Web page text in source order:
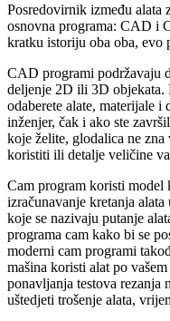
Posredovirnik između alata
osnovna programa: CAD i
kratku istoriju oba oba, evo
CAD programi podržavaju
deljenje 2D ili 3D objekata.
odaberete alate, materijale i
inženjer, čak i ako ste
koje želite, glodalica ne
koristiti ili detalje veličine
Cam program koristi model
izračunavanje kretanja
koje se nazivaju putanje
programa cam kako bi se
moderni cam programi
mašina koristi alat po
ponavljanja testova rezanja
uštedjeti trošenje alata,